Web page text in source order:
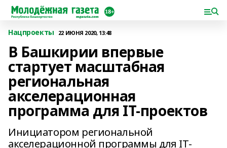
Нацпроекты 22 ИЮНЯ 2020, 13:48
В Башкирии впервые
стартует масштабная
региональная
акселерационная
программа для IT-проектов
Инициатором региональной
акселерационной программы для IT-